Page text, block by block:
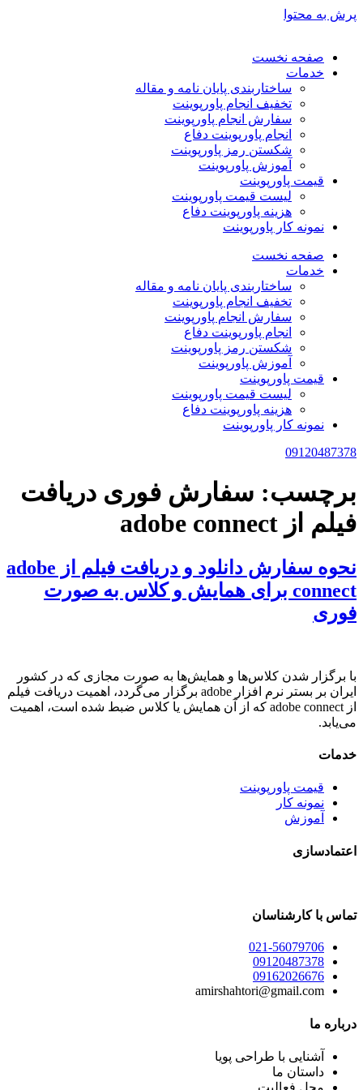
پرش به محتوا
صفحه نخست
خدمات
ساختاربندی پایان نامه و مقاله
تخفیف انجام پاورپوینت
سفارش انجام پاورپوینت
انجام پاورپوینت دفاع
شکستن رمز پاورپوینت
آموزش پاورپوینت
قیمت پاورپوینت
لیست قیمت پاورپوینت
هزینه پاورپوینت دفاع
نمونه کار پاورپوینت
صفحه نخست
خدمات
ساختاربندی پایان نامه و مقاله
تخفیف انجام پاورپوینت
سفارش انجام پاورپوینت
انجام پاورپوینت دفاع
شکستن رمز پاورپوینت
آموزش پاورپوینت
قیمت پاورپوینت
لیست قیمت پاورپوینت
هزینه پاورپوینت دفاع
نمونه کار پاورپوینت
09120487378
برچسب: سفارش فوری دریافت
فیلم از adobe connect
نحوه سفارش دانلود و دریافت فیلم از adobe
connect برای همایش و کلاس به صورت
فوری
با برگزار شدن کلاس‌ها و همایش‌ها به صورت مجازی که در کشور
ایران بر بستر نرم افزار adobe برگزار می‌گردد، اهمیت دریافت فیلم
از adobe connect که از آن همایش یا کلاس ضبط شده است، اهمیت
می‌یابد.
خدمات
قیمت پاورپوینت
نمونه کار
آموزش
اعتمادسازی
تماس با کارشناسان
021-56079706
09120487378
09162026676
amirshahtori@gmail.com
درباره ما
آشنایی با طراحی پویا
داستان ما
محل فعالیت